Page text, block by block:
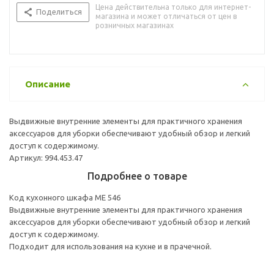
Поделиться
Цена действительна только для интернет-
магазина и может отличаться от цен в
розничных магазинах
Описание
Выдвижные внутренние элементы для практичного хранения
аксессуаров для уборки обеспечивают удобный обзор и легкий
доступ к содержимому.
Артикул: 994.453.47
Подробнее о товаре
Код кухонного шкафа ME 546
Выдвижные внутренние элементы для практичного хранения
аксессуаров для уборки обеспечивают удобный обзор и легкий
доступ к содержимому.
Подходит для использования на кухне и в прачечной.